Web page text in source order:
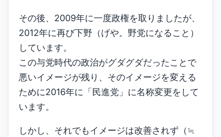
その後、2009年に一度政権を取りましたが、
2012年に再び下野（げや。野党になること）
しています。
この与党時代の政治がグダグダだったことで
悪いイメージが残り、そのイメージを変える
ために2016年に「民進党」に名称変更をして
います。
しかし、それでもイメージは改善されず（≒